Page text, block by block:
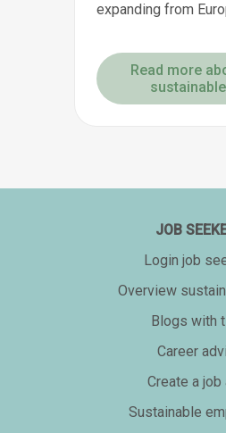
expanding from
Read more
JOB
Login job
Overview
Blogs with
Career
Create a job
Sustainable